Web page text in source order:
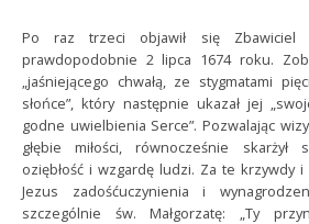
Po raz trzeci objawił się Zbawiciel
prawdopodobnie 2 lipca 1674 roku.
„jaśniejącego chwałą, ze stygmatami
słońce”, który następnie ukazał jej
godne uwielbienia Serce”. Pozwalając
głębie miłości, równocześnie skarżył
oziębłość i wzgardę ludzi. Za te krzywdy i
Jezus zadośćuczynienia i
szczególnie św. Małgorzatę: „Ty